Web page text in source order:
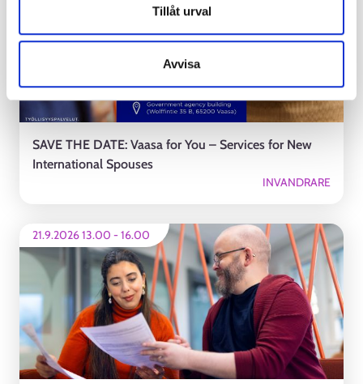
Tillåt urval
Avvisa
SAVE THE DATE: Vaasa for You – Services for New
International Spouses
INVANDRARE
21.9.2026 13.00 -16.00